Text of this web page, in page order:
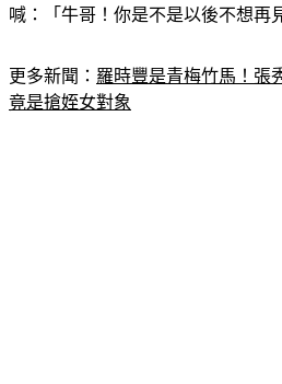
喊：「牛哥！你是不是以後不想再
更多新聞： 羅時豐是青梅竹馬！張
竟是搶姪女對象